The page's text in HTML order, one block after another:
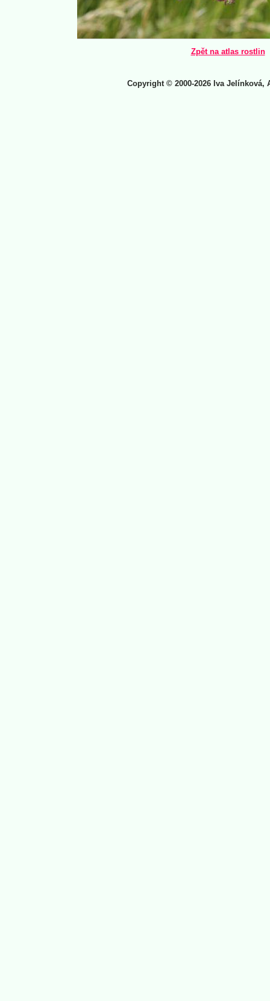
Zpět na atlas rostlin
Copyright © 2000-2026 Iva Jelínková,